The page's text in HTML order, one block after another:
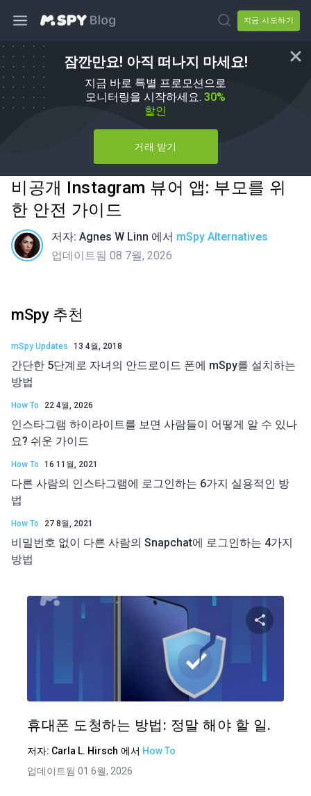
지금 시도하기
잠깐만요! 아직 떠나지 마세요!
지금 바로 특별 프로모션으로
모니터링을 시작하세요. 30%
할인
거래 받기
비공개 Instagram 뷰어 앱: 부모를 위
한 안전 가이드
저자: Agnes W Linn 에서 mSpy Alternatives
업데이트됨 08 7월, 2026
mSpy 추천
mSpy Updates 13 4월, 2018
간단한 5단계로 자녀의 안드로이드 폰에 mSpy를 설치하는
방법
How To 22 4월, 2026
인스타그램 하이라이트를 보면 사람들이 어떻게 알 수 있나
요? 쉬운 가이드
How To 16 11월, 2021
다른 사람의 인스타그램에 로그인하는 6가지 실용적인 방
법
How To 27 8월, 2021
비밀번호 없이 다른 사람의 Snapchat에 로그인하는 4가지
방법
휴대폰 도청하는 방법: 정말 해야 할 일.
저자: Carla L. Hirsch 에서 How To
업데이트됨 01 6월, 2026